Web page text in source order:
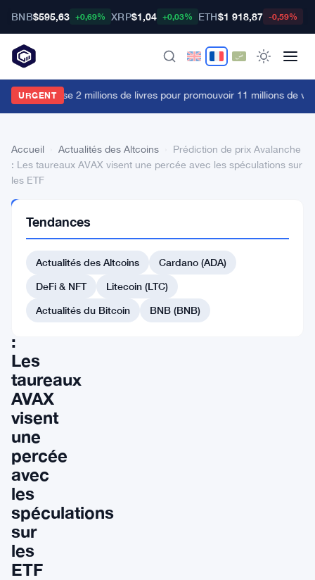
BNB$595,63 +0,69% XRP$1,04 +0,03% ETH$1 918,87 -0,59%
URGENT
FCA dépense 2 millions de livres pour promouvoir 11 millions de
Accueil Actualités des Altcoins
Prédiction de prix Avalanche
: Les taureaux AVAX visent une percée avec les spéculations sur
les ETF
DES
ALTCOINS
Prédiction
prix
:
Les
taureaux
AVAX
visent
une
percée
avec
les
spéculations
sur
les
ETF
Tendances
Actualités des Altcoins
Cardano (ADA)
DeFi & NFT
Litecoin (LTC)
Actualités du Bitcoin
BNB (BNB)